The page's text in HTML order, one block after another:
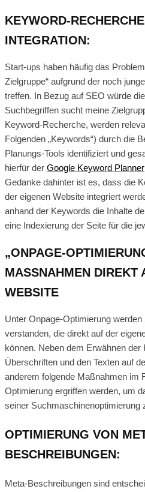
KEYWORD-
INTEGRATION:
Start-ups haben häufig das
Zielgruppe“ aufgrund der noch
treffen. In Bezug auf SEO würde
Suchbegriffen sucht meine
Keyword-Recherche, werden
Folgenden „Keywords“) durch die
Planungs-Tools identifiziert und
hierfür der Google Keyword Planner
Gedanke dahinter ist es, dass die
der eigenen Website integriert
anhand der Keywords die Inhalte
eine Indexierung der Seite für die
„ONPAGE-
MASSNAHMEN DIREKT
EBSITE
Unter Onpage-Optimierung
verstanden, die direkt auf der
können. Neben dem Erwähnen der
Überschriften und den Texten auf
anderem folgende Maßnahmen im
Optimierung ergriffen werden, um
seiner Suchmaschinenoptimierung
OPTIMIERUNG VON
BESCHREIBUNGEN:
Meta-Beschreibungen sind